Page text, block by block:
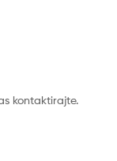
kontaktirajte.